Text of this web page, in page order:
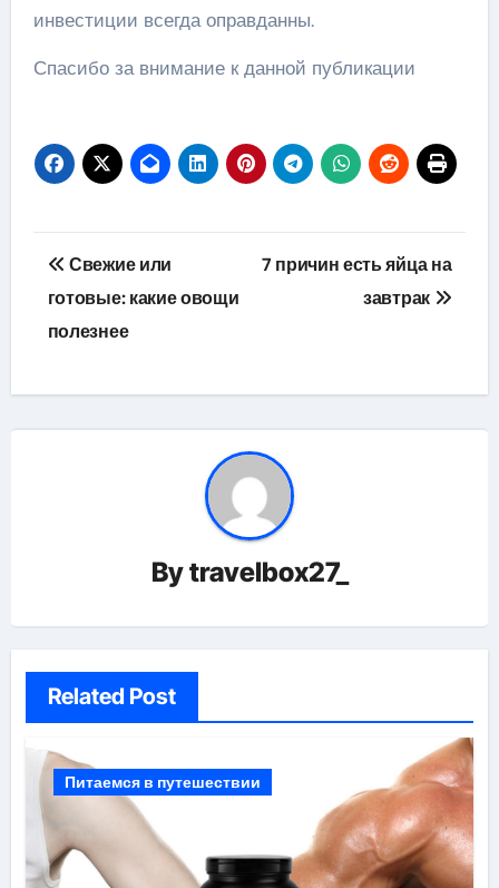
инвестиции всегда оправданны.
Спасибо за внимание к данной публикации
Навигация
по
записям
Свежие или
готовые: какие овощи
полезнее
7 причин есть яйца на
завтрак
Bytravelbox27_
Related Post
Питаемся в путешествии